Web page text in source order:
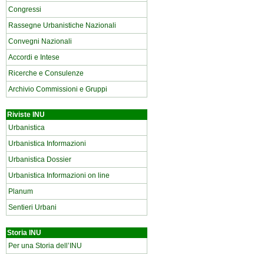
Congressi
Rassegne Urbanistiche Nazionali
Convegni Nazionali
Accordi e Intese
Ricerche e Consulenze
Archivio Commissioni e Gruppi
Riviste INU
Urbanistica
Urbanistica Informazioni
Urbanistica Dossier
Urbanistica Informazioni on line
Planum
Sentieri Urbani
Storia INU
Per una Storia dell’INU